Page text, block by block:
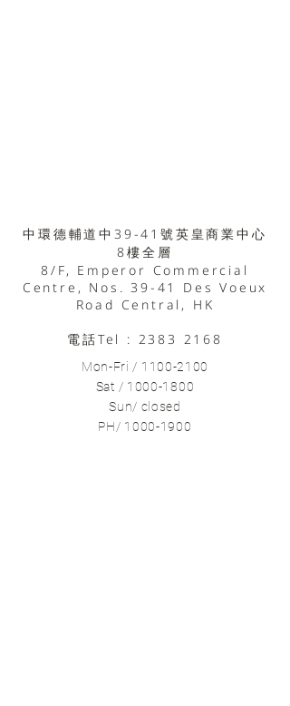
中環德輔道中39-41號英皇商業中心
8樓全層
8/F, Emperor Commercial
Centre, Nos. 39-41 Des Voeux
Road Central, HK
電話Tel : 2383 2168
Mon-Fri / 1100-2100
Sat / 1000-1800
Sun/ closed
PH/ 1000-1900